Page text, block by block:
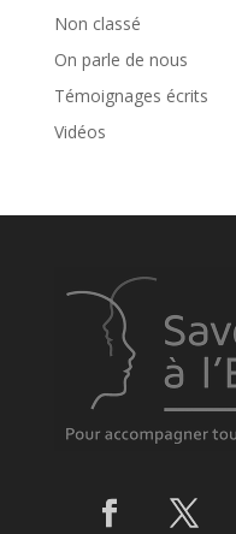
Non classé
On parle de nous
Témoignages écrits
Vidéos